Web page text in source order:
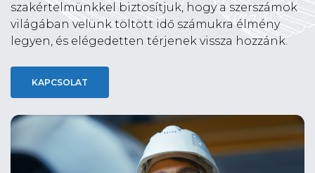
szakértelmünkkel biztosítjuk, hogy a szerszámok
világában velünk töltött idő számukra élmény
legyen, és elégedetten térjenek vissza hozzánk.
KAPCSOLAT